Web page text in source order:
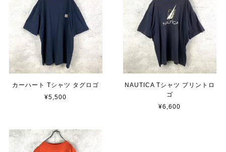
カーハート Tシャツ タグロゴ
¥5,500
NAUTICA Tシャツ プリントロ
ゴ
¥6,600